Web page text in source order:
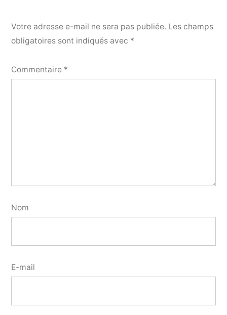
Votre adresse e-mail ne sera pas publiée. Les champs
obligatoires sont indiqués avec *
Commentaire *
Nom
E-mail